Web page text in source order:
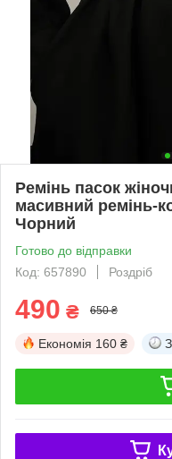
Ремінь пасок
масивний ремінь-
Чорний
Готово до відправки
Код: 657890
Роздріб
490 ₴ 650 ₴
Економія 160 ₴